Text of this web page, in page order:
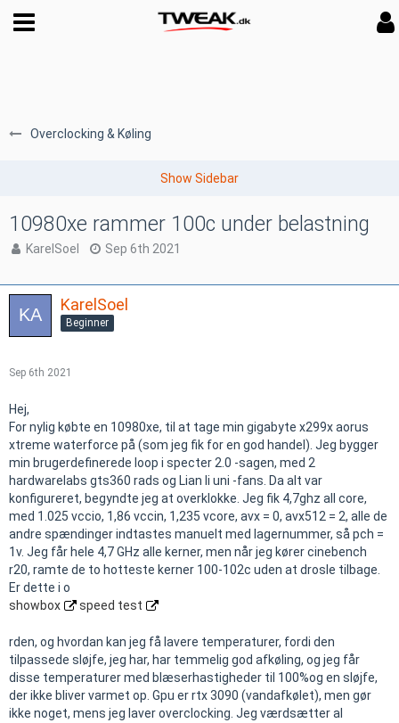
Overclocking & Køling
10980xe rammer 100c under belastning
KarelSoel Sep 6th 2021
KarelSoel
Beginner
Sep 6th 2021
Hej,
For nylig købte en 10980xe, til at tage min gigabyte x299x aorus
xtreme waterforce på (som jeg fik for en god handel). Jeg bygger
min brugerdefinerede loop i specter 2.0 -sagen, med 2
hardwarelabs gts360 rads og Lian li uni -fans. Da alt var
konfigureret, begyndte jeg at overklokke. Jeg fik 4,7ghz all core,
med 1.025 vccio, 1,86 vccin, 1,235 vcore, avx = 0, avx512 = 2, alle de
andre spændinger indtastes manuelt med lagernummer, så pch =
1v. Jeg får hele 4,7 GHz alle kerner, men når jeg kører cinebench
r20, ramte de to hotteste kerner 100-102c uden at drosle tilbage.
Er dette i o
showbox
speed test
rden, og hvordan kan jeg få lavere temperaturer, fordi den
tilpassede sløjfe, jeg har, har temmelig god afkøling, og jeg får
disse temperaturer med blæserhastigheder til 100%og en sløjfe,
der ikke bliver varmet op. Gpu er rtx 3090 (vandafkølet), men gør
ikke noget, mens jeg laver overclocking. Jeg værdsætter al